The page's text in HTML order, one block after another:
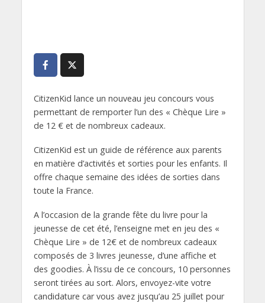
CitizenKid lance un nouveau jeu concours vous
permettant de remporter l’un des « Chèque Lire »
de 12 € et de nombreux cadeaux.
CitizenKid est un guide de référence aux parents
en matière d’activités et sorties pour les enfants. Il
offre chaque semaine des idées de sorties dans
toute la France.
A l’occasion de la grande fête du livre pour la
jeunesse de cet été, l’enseigne met en jeu des «
Chèque Lire » de 12€ et de nombreux cadeaux
composés de 3 livres jeunesse, d’une affiche et
des goodies. À l’issu de ce concours, 10 personnes
seront tirées au sort. Alors, envoyez-vite votre
candidature car vous avez jusqu’au 25 juillet pour